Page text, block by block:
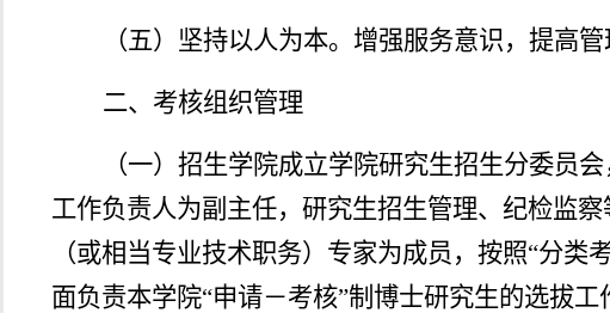
（五）坚持以人为本。增强服务意识，提高管
二、考核组织管理
（一） 招生学院成立学院研究生招生分委员
工作负责人为副 主任， 研究生招生管理、纪检监
（或相当专业技术职务） 专家为成员 ，按照“分类
面负责本学院“申请－考核”制博士研究生的选拔